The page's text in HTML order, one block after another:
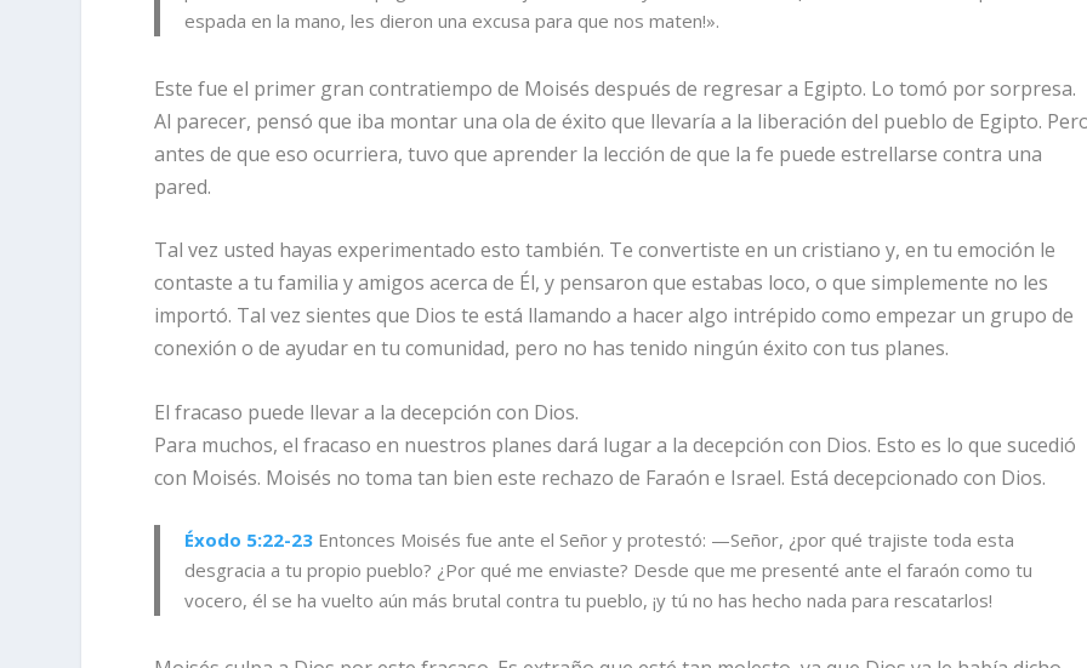
espada en la mano, les dieron una excusa para que nos maten!».
Este fue el primer gran contratiempo de Moisés después de regresar a Egipto. Lo tomó por sorpresa.
Al parecer, pensó que iba montar una ola de éxito que llevaría a la liberación del pueblo de Egipto.
antes de que eso ocurriera, tuvo que aprender la lección de que la fe puede estrellarse contra una
pared.
Tal vez usted hayas experimentado esto también. Te convertiste en un cristiano y, en tu emoción le
contaste a tu familia y amigos acerca de Él, y pensaron que estabas loco, o que simplemente no les
importó. Tal vez sientes que Dios te está llamando a hacer algo intrépido como empezar un grupo de
conexión o de ayudar en tu comunidad, pero no has tenido ningún éxito con tus planes.
El fracaso puede llevar a la decepción con Dios.
Para muchos, el fracaso en nuestros planes dará lugar a la decepción con Dios. Esto es lo que sucedió
con Moisés. Moisés no toma tan bien este rechazo de Faraón e Israel. Está decepcionado con Dios.
Éxodo 5:22-23 Entonces Moisés fue ante el Señor y protestó: —Señor, ¿por qué trajiste toda esta
desgracia a tu propio pueblo? ¿Por qué me enviaste? Desde que me presenté ante el faraón como tu
vocero, él se ha vuelto aún más brutal contra tu pueblo, ¡y tú no has hecho nada para rescatarlos!